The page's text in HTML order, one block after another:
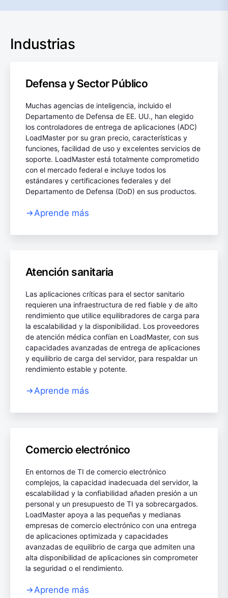
Industrias
Defensa y Sector Público
Muchas agencias de inteligencia, incluido el
Departamento de Defensa de EE. UU., han elegido
los controladores de entrega de aplicaciones (ADC)
LoadMaster por su gran precio, características y
funciones, facilidad de uso y excelentes servicios de
soporte. LoadMaster está totalmente comprometido
con el mercado federal e incluye todos los
estándares y certificaciones federales y del
Departamento de Defensa (DoD) en sus productos.
Aprende más
Atención sanitaria
Las aplicaciones críticas para el sector sanitario
requieren una infraestructura de red fiable y de alto
rendimiento que utilice equilibradores de carga para
la escalabilidad y la disponibilidad. Los proveedores
de atención médica confían en LoadMaster, con sus
capacidades avanzadas de entrega de aplicaciones
y equilibrio de carga del servidor, para respaldar un
rendimiento estable y potente.
Aprende más
Comercio electrónico
En entornos de TI de comercio electrónico
complejos, la capacidad inadecuada del servidor, la
escalabilidad y la confiabilidad añaden presión a un
personal y un presupuesto de TI ya sobrecargados.
LoadMaster apoya a las pequeñas y medianas
empresas de comercio electrónico con una entrega
de aplicaciones optimizada y capacidades
avanzadas de equilibrio de carga que admiten una
alta disponibilidad de aplicaciones sin comprometer
la seguridad o el rendimiento.
Aprende más